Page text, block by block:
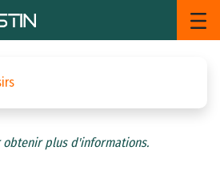
Augustin
obtenir plus d'informations.